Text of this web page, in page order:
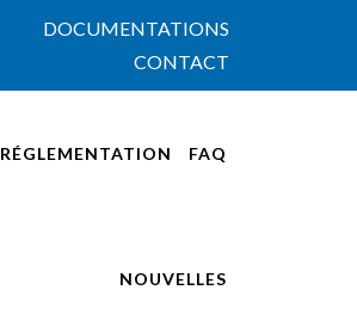
DOCUMENTATIONS
CONTACT
RÉGLEMENTATION FAQ
NOUVELLES